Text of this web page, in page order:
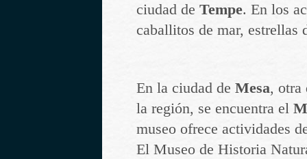
ciudad de Tempe. En los
caballitos de mar, estrellas
En la ciudad de Mesa, otra
la región, se encuentra el
museo ofrece actividades
El Museo de Historia